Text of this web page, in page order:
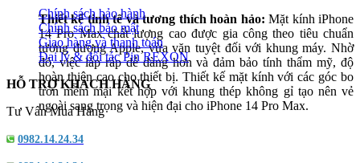
Thiết kế tinh tế và tương thích hoàn hảo: Mặt kính iPhone
14 Pro Max chất lượng cao được gia công theo tiêu chuẩn
tương đương Apple, vừa vặn tuyệt đối với khung máy. Nhờ
đó, việc lắp ráp dễ dàng hơn và đảm bảo tính thẩm mỹ, độ
hoàn thiện cao cho thiết bị. Thiết kế mặt kính với các góc bo
tròn mềm mại kết hợp với khung thép không gỉ tạo nên vẻ
ngoài sang trọng và hiện đại cho iPhone 14 Pro Max.
Chính sách bảo hành
Chính sách bảo mật
Giao hàng và thanh toán
Đại lý & đối tác Pin REXON
HỖ TRỢ KHÁCH HÀNG
Tư Vấn Mua Hàng
0982.14.24.34